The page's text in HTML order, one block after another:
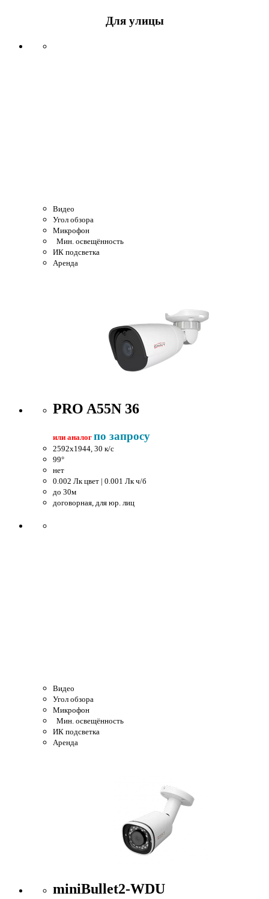
Для улицы
Видео
Угол обзора
Микрофон
Мин. освещённость
ИК подсветка
Аренда
PRO A55N 36
или аналог по запросу
2592x1944, 30 к/c
99°
нет
0.002 Лк цвет | 0.001 Лк ч/б
до 30м
договорная, для юр. лиц
Видео
Угол обзора
Микрофон
Мин. освещённость
ИК подсветка
Аренда
miniBullet2-WDU